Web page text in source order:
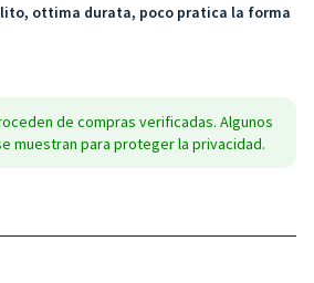
ottima durata, poco pratica la forma
de compras verificadas. Algunos
muestran para proteger la privacidad.